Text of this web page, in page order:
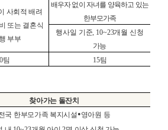
사회적 배려
또는 결혼식
부부
배우자 없이 자녀를 양육하고 있는
한부모가족
행사일 기준, 10~23개월 신청
가능
팀 15팀
찾아가는 돌잔치
국 한부모가족 복지시설 •영아원 등